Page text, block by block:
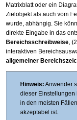
Matrixblatt oder ein
Zielobjekt als auch vom
wurde, abhängig. Sie
direkte Eingabe in das
Bereichsschreibweise,
interaktiven
allgemeiner
Hinweis: Anwender
dieser Einstellungen
in den meisten
akzeptabel ist.